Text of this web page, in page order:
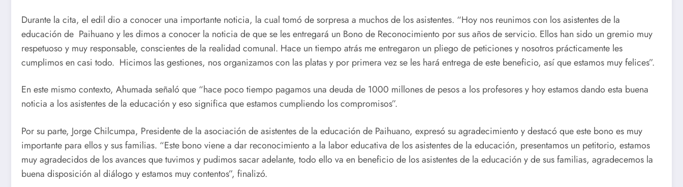
Durante la cita, el edil dio a conocer una importante noticia, la cual tomó de sorpresa a muchos de los asistentes. “Hoy nos reunimos con los asistentes de la
educación de Paihuano y les dimos a conocer la noticia de que se les entregará un Bono de Reconocimiento por sus años de servicio. Ellos han sido un gremio muy
respetuoso y muy responsable, conscientes de la realidad comunal. Hace un tiempo atrás me entregaron un pliego de peticiones y nosotros prácticamente les
cumplimos en casi todo. Hicimos las gestiones, nos organizamos con las platas y por primera vez se les hará entrega de este beneficio, así que estamos muy felices”.
En este mismo contexto, Ahumada señaló que “hace poco tiempo pagamos una deuda de 1000 millones de pesos a los profesores y hoy estamos dando esta buena
noticia a los asistentes de la educación y eso significa que estamos cumpliendo los compromisos”.
Por su parte, Jorge Chilcumpa, Presidente de la asociación de asistentes de la educación de Paihuano, expresó su agradecimiento y destacó que este bono es muy
importante para ellos y sus familias. “Este bono viene a dar reconocimiento a la labor educativa de los asistentes de la educación, presentamos un petitorio, estamos
muy agradecidos de los avances que tuvimos y pudimos sacar adelante, todo ello va en beneficio de los asistentes de la educación y de sus familias, agradecemos la
buena disposición al diálogo y estamos muy contentos”, finalizó.